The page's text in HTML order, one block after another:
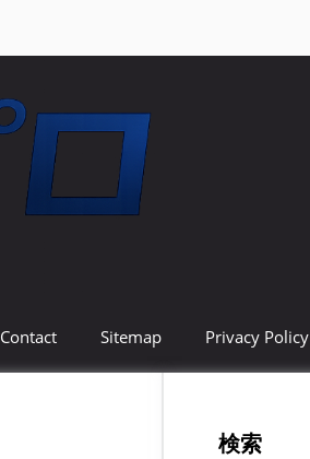
Contact Sitemap Privacy Policy
検索